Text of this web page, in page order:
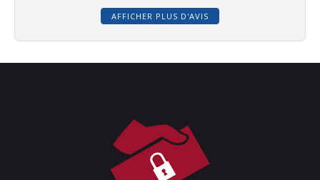
AFFICHER PLUS D'AVIS